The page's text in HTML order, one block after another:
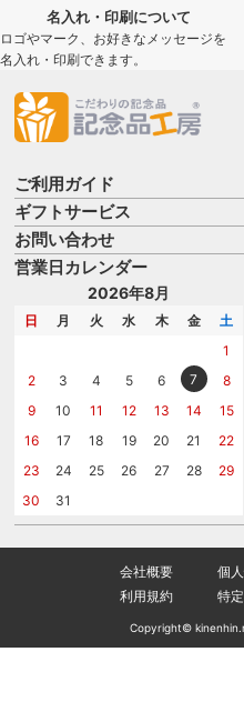
名入れ・印刷について
ロゴやマーク、お好きなメッセージを
名入れ・印刷できます。
ご利用ガイド
お買い物ガイド
よくある質問
はじめての記念品選び
記念品工房の使い方
ギフトサービス
名入れについて
のし
メッセージカード
お問い合わせ
商品選びを相談する
名入れについて相談する
カタログを請求する
営業日カレンダー
2026年8月
日 月 火 水 木 金
土
1
2
3 4 5 6 7
8
9
10 11 12 13 14
15
16
17 18 19 20 21
22
23
24 25 26 27 28
29
30
31
会社概要
個
利用規約
特
Copyright©